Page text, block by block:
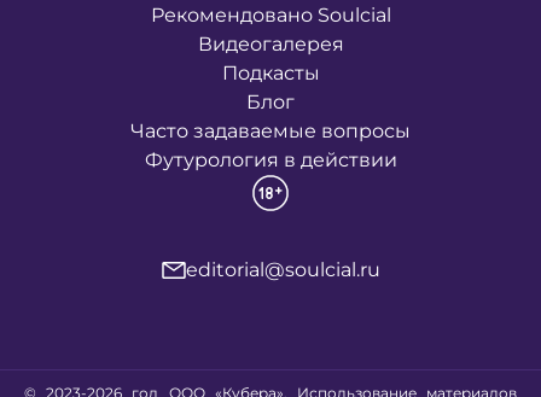
Рекомендовано Soulcial
Видеогалерея
Подкасты
Блог
Часто задаваемые вопросы
Футурология в действии
editorial@soulcial.ru
© 2023-2026 год ООО «Кубера». Использование материалов